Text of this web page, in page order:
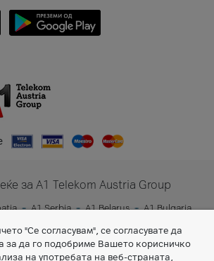
за A1 Telekom Austria Group
A1 Serbia A1 Belarus
A1 Bulgaria
"Се согласувам", се согласувате да
за да го подобриме Вашето корисничко
на употребата на веб-страната,